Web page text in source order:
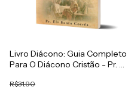
Livro Diácono: Guia Completo
Para O Diácono Cristão - Pr. Eli
R$31,90